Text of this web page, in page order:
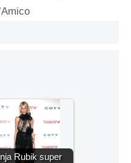
Rubik super